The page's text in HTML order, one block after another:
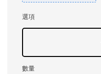
選項
數量